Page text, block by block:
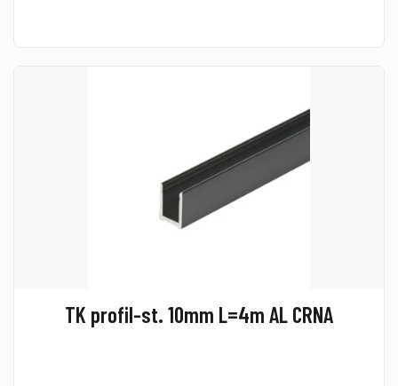
TK profil-st. 10mm L=4m AL CRNA